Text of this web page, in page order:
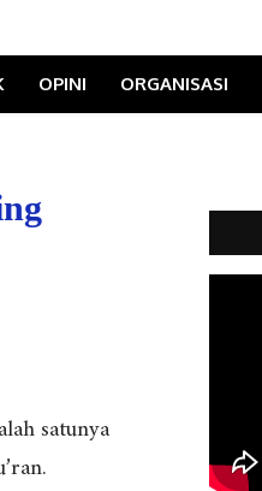
OPINI ORGANISASI
satunya